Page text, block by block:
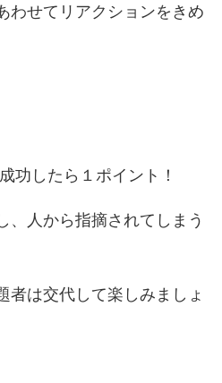
せてリアクションをきめ
功したら１ポイント！
人から指摘されてしまう
は交代して楽しみましょ